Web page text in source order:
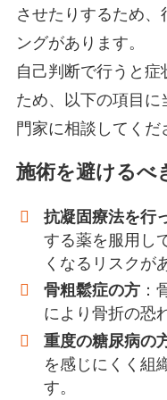
させたりするため、
ングがあります。
自己判断で行うと
ため、以下の項目
門家に相談してくだ
施術を避けるべ
抗凝固療法を行
する薬を服用し
くなるリスクが
骨粗鬆症の方 ：
により骨折の恐
重度の糖尿病の
を感じにくく組
す。